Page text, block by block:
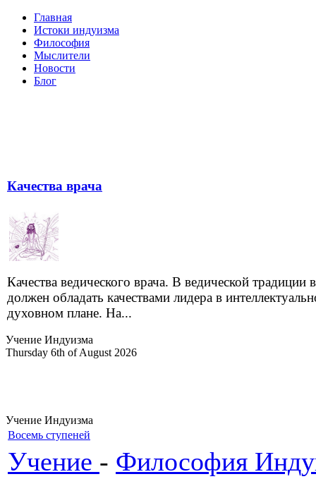
Главная
Истоки индуизма
Философия
Мыслители
Новости
Блог
Качества врача
Качества ведического врача. В ведической традиции
должен обладать качествами лидера в
духовном плане. На...
Учение Индуизма
Thursday 6th of August 2026
Учение Индуизма
Восемь ступеней
Учение - Философия